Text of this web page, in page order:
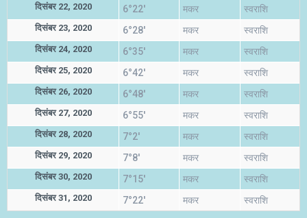
दिसंबर 22, 2020 6°22' मकर स्वराशि
दिसंबर 23, 2020 6°28' मकर स्वराशि
दिसंबर 24, 2020 6°35' मकर स्वराशि
दिसंबर 25, 2020 6°42' मकर स्वराशि
दिसंबर 26, 2020 6°48' मकर स्वराशि
दिसंबर 27, 2020 6°55' मकर स्वराशि
दिसंबर 28, 2020 7°2' मकर स्वराशि
दिसंबर 29, 2020 7°8' मकर स्वराशि
दिसंबर 30, 2020 7°15' मकर स्वराशि
दिसंबर 31, 2020 7°22' मकर स्वराशि